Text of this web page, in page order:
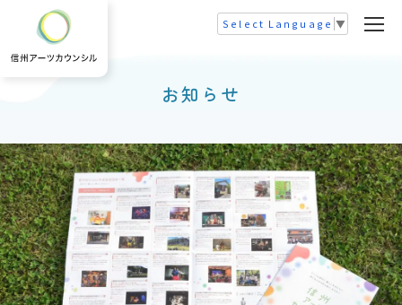
Select Language ▼
お知らせ